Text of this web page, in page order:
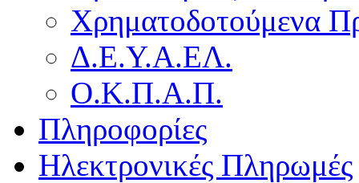
Χρηματοδοτούμενα
Δ.Ε.Υ.Α.ΕΛ.
Ο.Κ.Π.Α.Π.
Πληροφορίες
Ηλεκτρονικές Πληρωμές